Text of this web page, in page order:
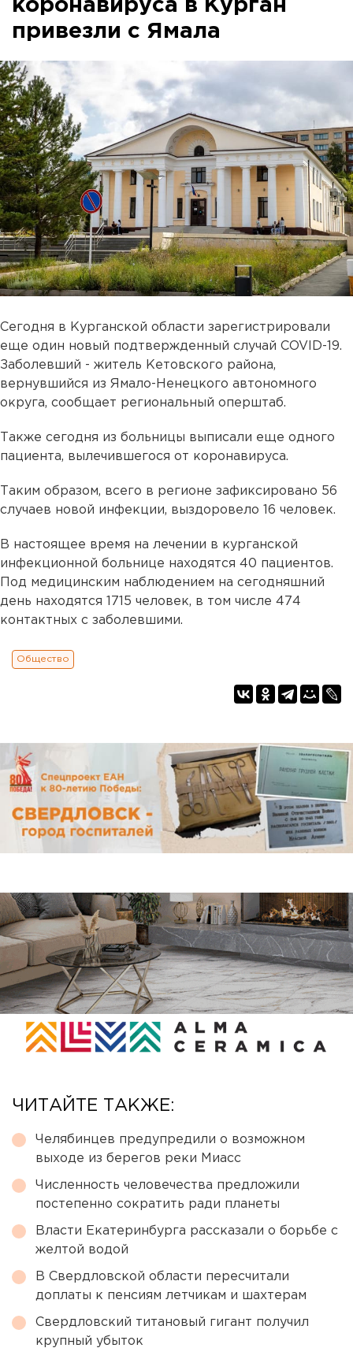
коронавируса в Курган
привезли с Ямала
Сегодня в Курганской области зарегистрировали
еще один новый подтвержденный случай COVID-19.
Заболевший - житель Кетовского района,
вернувшийся из Ямало-Ненецкого автономного
округа, сообщает региональный оперштаб.
Также сегодня из больницы выписали еще одного
пациента, вылечившегося от коронавируса.
Таким образом, всего в регионе зафиксировано 56
случаев новой инфекции, выздоровело 16 человек.
В настоящее время на лечении в курганской
инфекционной больнице находятся 40 пациентов.
Под медицинским наблюдением на сегодняшний
день находятся 1715 человек, в том числе 474
контактных с заболевшими.
Общество
ЧИТАЙТЕ ТАКЖЕ:
Челябинцев предупредили о возможном
выходе из берегов реки Миасс
Численность человечества предложили
постепенно сократить ради планеты
Власти Екатеринбурга рассказали о борьбе с
желтой водой
В Свердловской области пересчитали
доплаты к пенсиям летчикам и шахтерам
Свердловский титановый гигант получил
крупный убыток